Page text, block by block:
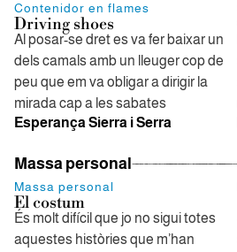
Contenidor en flames
Driving shoes
Al posar-se dret es va fer baixar un
dels camals amb un lleuger cop de
peu que em va obligar a dirigir la
mirada cap a les sabates
Esperança Sierra i Serra
Massa personal
Massa personal
El costum
És molt difícil que jo no sigui totes
aquestes històries que m’han